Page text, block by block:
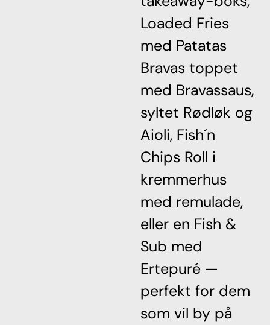
Loaded Fries
med Patatas
Bravas toppet
med Bravassaus,
syltet Rødløk og
Aioli, Fish´n
Chips Roll i
kremmerhus
med remulade,
eller en Fish &
Sub med
Ertepuré —
perfekt for dem
som vil by på